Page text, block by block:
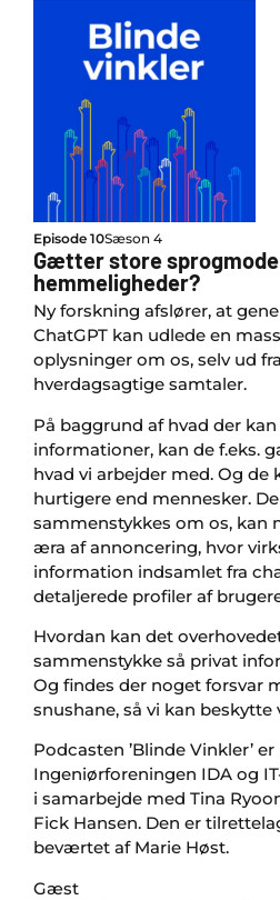
Episode 10Sæson 4
Gætter store
hemmeligheder?
Ny forskning afslører, at
ChatGPT kan udlede en
oplysninger om os, selv ud
hverdagsagtige samtaler.
På baggrund af hvad der kan
informationer, kan de f.eks.
hvad vi arbejder med. Og de
hurtigere end mennesker.
sammenstykkes om os, kan
æra af annoncering, hvor
information indsamlet fra
detaljerede profiler af
Hvordan kan det
sammenstykke så privat
Og findes der noget forsvar
snushane, så vi kan beskytte
Podcasten ’Blinde Vinkler’
Ingeniørforeningen IDA og
i samarbejde med Tina
Fick Hansen. Den er
beværtet af Marie Høst.
Gæst